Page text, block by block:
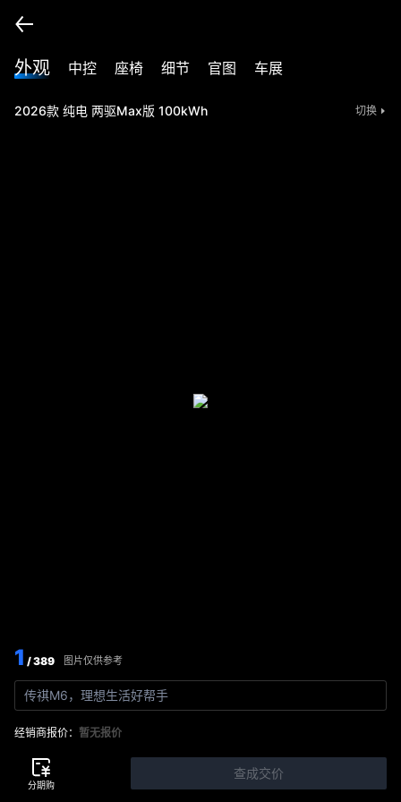
外观 中控 座椅 细节 官图 车展
2026款 纯电 两驱Max版 100kWh 切换
1 / 389 图片仅供参考
传祺M6，理想生活好帮手
经销商报价： 暂无报价
查成交价